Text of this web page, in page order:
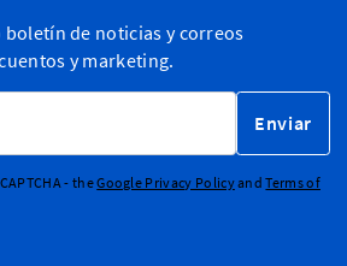
de noticias y correos
y marketing.
Enviar
- theGoogle Privacy PolicyandTerms of